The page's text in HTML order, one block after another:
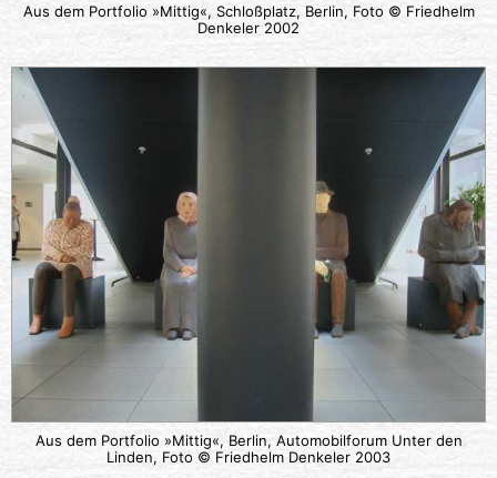
Aus dem Portfolio »Mittig«, Schloßplatz, Berlin, Foto © Friedhelm
Denkeler 2002
Aus dem Portfolio »Mittig«, Berlin, Automobilforum Unter den
Linden, Foto © Friedhelm Denkeler 2003